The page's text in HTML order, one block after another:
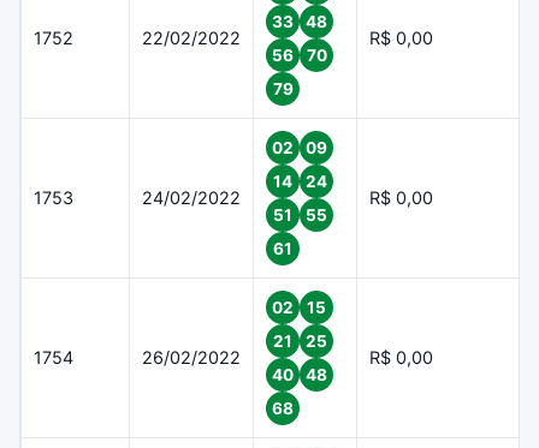
1752 22/02/2022
33
48
56
70
79
R$ 0,00
1753 24/02/2022
02
09
14
24
51
55
61
R$ 0,00
1754 26/02/2022
02
15
21
25
40
48
68
R$ 0,00